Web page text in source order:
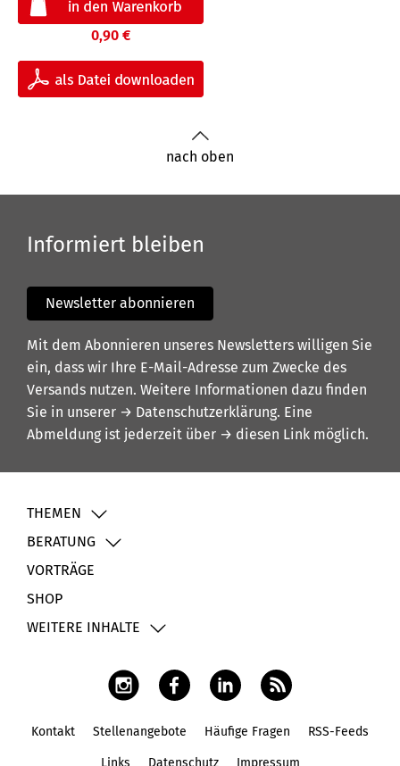
0,90 €
nach oben
Informiert bleiben
Newsletter abonnieren
Mit dem Abonnieren unseres Newsletters willigen Sie
ein, dass wir Ihre E-Mail-Adresse zum Zwecke des
Versands nutzen. Weitere Informationen dazu finden
Sie in unserer → Datenschutzerklärung. Eine
Abmeldung ist jederzeit über → diesen Link möglich.
THEMEN
BERATUNG
VORTRÄGE
SHOP
WEITERE INHALTE
Kontakt Stellenangebote Häufige Fragen RSS-Feeds